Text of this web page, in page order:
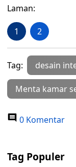
Laman:
1 2
Tag: desain
Menta kamar
0 Komentar
Tag Populer